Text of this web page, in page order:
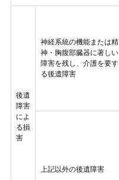
後遺
障害
によ
る損
害
神経系統の機能または精
神・胸腹部臓器に著しい
障害を残し、介護を要す
る後遺障害
上記以外の後遺障害